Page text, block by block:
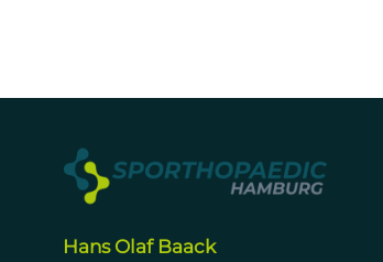
Hans Olaf Baack